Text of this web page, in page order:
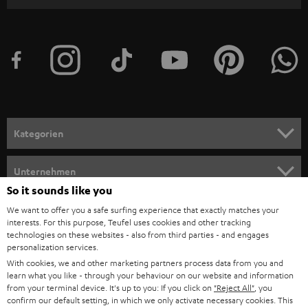
e
n
m
e
l
d
u
n
g
Kategorien
HEIMKINO-KOMPLETTANLAGEN
SOUNDBARS
SMART HOME
Unternehmen
KARRIERE
PRESSE & MARKETING
GESCHÄFTSKUNDEN
Teufel Onlineshops
DEUTSCHLAND
ÖSTERREICH
So it sounds like you
We want to offer you a safe surfing experience that exactly matches your
interests. For this purpose, Teufel uses cookies and other tracking
technologies on these websites - also from third parties - and engages
personalization services.
With cookies, we and other marketing partners process data from you and
learn what you like - through your behaviour on our website and information
from your terminal device. It's up to you: If you click on "Reject All" , you
confirm our default setting, in which we only activate necessary cookies. This